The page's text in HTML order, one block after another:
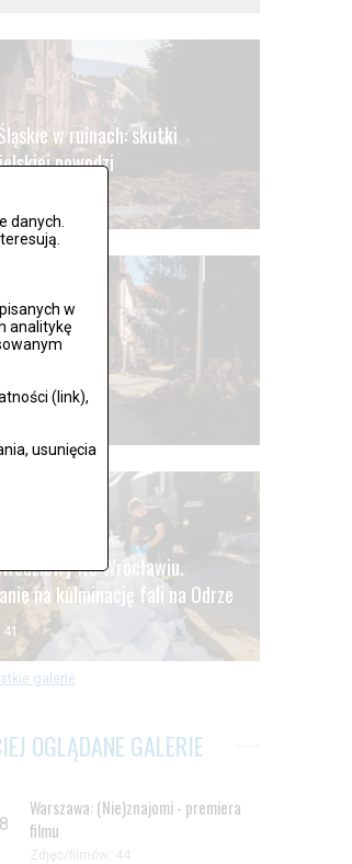
danych.
w
analitykę
(link),
usunięcia
w ruinach: skutki
powodzi
we Wrocławiu.
na kulminację fali na Odrze
galerie
OGLĄDANE GALERIE
Warszawa: (Nie)znajomi - premiera
filmu
Zdjęc/filmów: 44